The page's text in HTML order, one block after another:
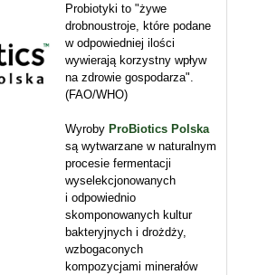
Probiotyki to "żywe
drobnoustroje, które podane
w odpowiedniej ilości
wywierają korzystny wpływ
na zdrowie gospodarza".
(FAO/WHO)
Wyroby ProBiotics Polska
są wytwarzane w naturalnym
procesie fermentacji
wyselekcjonowanych
i odpowiednio
skomponowanych kultur
bakteryjnych i drożdży,
wzbogaconych
kompozycjami minerałów